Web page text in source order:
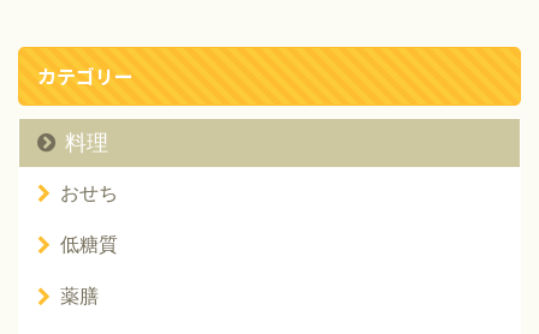
カテゴリー
料理
おせち
低糖質
薬膳